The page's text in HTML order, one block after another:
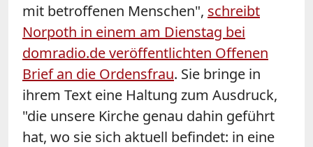
mit betroffenen Menschen", schreibt
Norpoth in einem am Dienstag bei
domradio.de veröffentlichten Offenen
Brief an die Ordensfrau. Sie bringe in
ihrem Text eine Haltung zum Ausdruck,
"die unsere Kirche genau dahin geführt
hat, wo sie sich aktuell befindet: in eine